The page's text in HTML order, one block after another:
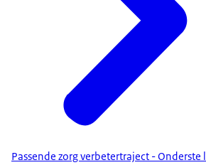
Passende zorg verbetertraject -